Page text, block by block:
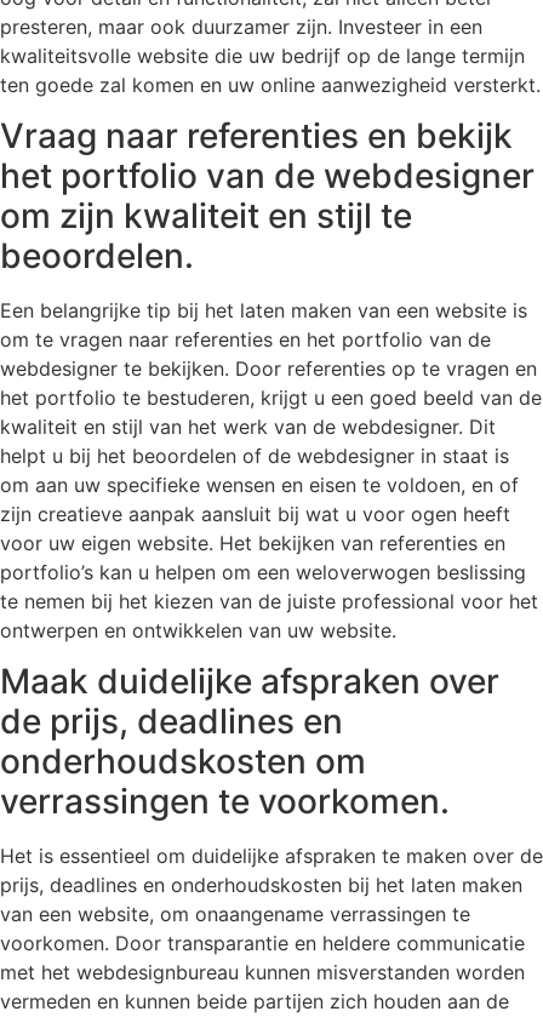
presteren, maar ook duurzamer zijn. Investeer in een
kwaliteitsvolle website die uw bedrijf op de lange termijn
ten goede zal komen en uw online aanwezigheid versterkt.
Vraag naar referenties en bekijk
het portfolio van de webdesigner
om zijn kwaliteit en stijl te
beoordelen.
Een belangrijke tip bij het laten maken van een website is
om te vragen naar referenties en het portfolio van de
webdesigner te bekijken. Door referenties op te vragen en
het portfolio te bestuderen, krijgt u een goed beeld van de
kwaliteit en stijl van het werk van de webdesigner. Dit
helpt u bij het beoordelen of de webdesigner in staat is
om aan uw specifieke wensen en eisen te voldoen, en of
zijn creatieve aanpak aansluit bij wat u voor ogen heeft
voor uw eigen website. Het bekijken van referenties en
portfolio’s kan u helpen om een weloverwogen beslissing
te nemen bij het kiezen van de juiste professional voor het
ontwerpen en ontwikkelen van uw website.
Maak duidelijke afspraken over
de prijs, deadlines en
onderhoudskosten om
verrassingen te voorkomen.
Het is essentieel om duidelijke afspraken te maken over de
prijs, deadlines en onderhoudskosten bij het laten maken
van een website, om onaangename verrassingen te
voorkomen. Door transparantie en heldere communicatie
met het webdesignbureau kunnen misverstanden worden
vermeden en kunnen beide partijen zich houden aan de